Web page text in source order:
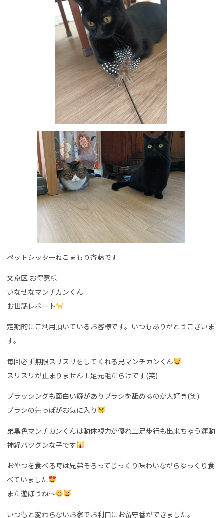
ペットシッターねこまもり斉藤です
文京区 お得意様
いなせなマンチカンくん
お世話レポート
定期的にご利用頂いているお客様です。いつもありがとうございま
す。
毎回必ず無限スリスリをしてくれる兄マンチカンくん
スリスリが止まりません！足元毛だらけです(笑)
ブラッシングも面白い癖がありブラシを舐めるのが大好き(笑)
ブラシの先っぽがお気に入り
弟黒色マンチカンくんは動体視力が優れ二足歩行も出来ちゃう運動
神経バツグンな子です
おやつを食べる時は兄弟そろってじっくり味わいながらゆっくり食
べていました
また遊ぼうね〜
いつもと変わらないお家でお利口にお留守番ができました。